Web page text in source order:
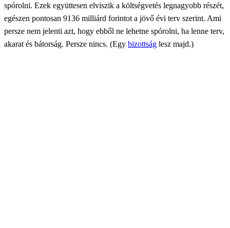
spórolni. Ezek együttesen elviszik a költségvetés legnagyobb részét,
egészen pontosan 9136 milliárd forintot a jövő évi terv szerint. Ami
persze nem jelenti azt, hogy ebből ne lehetne spórolni, ha lenne terv,
akarat és bátorság. Persze nincs. (Egy bizottság lesz majd.)